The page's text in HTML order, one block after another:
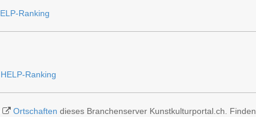
Ortschaften dieses Branchenserver Kunstkulturportal.ch. Finden